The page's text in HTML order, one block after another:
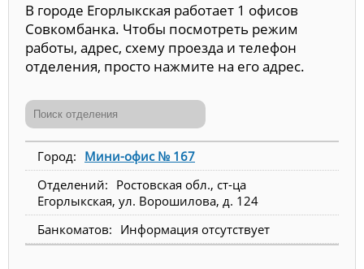
В городе Егорлыкская работает 1 офисов
Совкомбанка. Чтобы посмотреть режим
работы, адрес, схему проезда и телефон
отделения, просто нажмите на его адрес.
Мини-офис № 167
Ростовская обл., ст-ца
Егорлыкская, ул. Ворошилова, д. 124
Информация отсутствует